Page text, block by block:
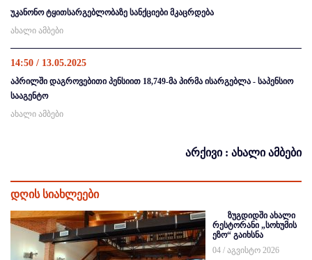
უკანონო ტყითსარგებლობაზე სანქციები მკაცრდება
ახალი ამბები
14:50 / 13.05.2025
აპრილში დაგროვებითი პენსიით 18,749-მა პირმა ისარგებლა - საპენსიო
სააგენტო
ახალი ამბები
არქივი : ახალი ამბები
დღის სიახლეები
ზუგდიდში ახალი
რესტორანი „სოხუმის
ეზო“ გაიხსნა
04 / აგვისტო 2026